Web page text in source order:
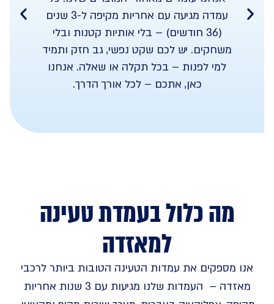
עמדה מגיעה עם אחריות מקיפה ל-3 שנים
(36 חודשים) – בלי אותיות קטנות ובלי
משחקים. יש לכם שקט נפשי, גב חזק ותמיד
למי לפנות – בכל תקלה או שאלה. אנחנו
כאן, אתכם – לכל אורך הדרך.
מה כלול בעמדת טעינה
למאזדה
אנו מספקים את עמדות הטעינה הטובות ביותר לרכבי
מאזדה – העמדות שלנו מגיעות עם 3 שנות אחריות